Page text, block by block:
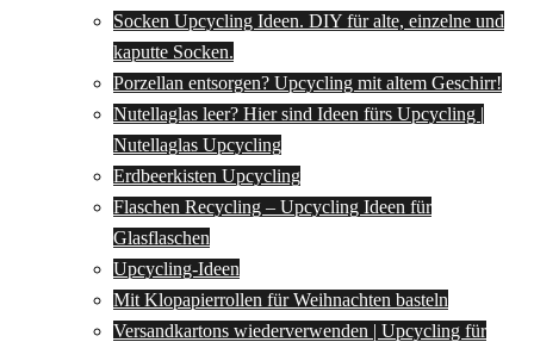
Socken Upcycling Ideen. DIY für alte, einzelne und
kaputte Socken.
Porzellan entsorgen? Upcycling mit altem Geschirr!
Nutellaglas leer? Hier sind Ideen fürs Upcycling |
Nutellaglas Upcycling
Erdbeerkisten Upcycling
Flaschen Recycling – Upcycling Ideen für
Glasflaschen
Upcycling-Ideen
Mit Klopapierrollen für Weihnachten basteln
Versandkartons wiederverwenden | Upcycling für